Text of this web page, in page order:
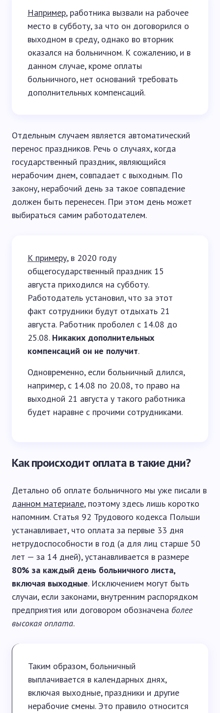
Например, работника вызвали на рабочее
место в субботу, за что он договорился о
выходном в среду, однако во вторник
оказался на больничном. К сожалению, и в
данном случае, кроме оплаты
больничного, нет оснований требовать
дополнительных компенсаций.
Отдельным случаем является автоматический
перенос праздников. Речь о случаях, когда
государственный праздник, являющийся
нерабочим днем, совпадает с выходным. По
закону, нерабочий день за такое совпадение
должен быть перенесен. При этом день может
выбираться самим работодателем.
К примеру, в 2020 году
общегосударственный праздник 15
августа приходился на субботу.
Работодатель установил, что за этот
факт сотрудники будут отдыхать 21
августа. Работник проболел с 14.08 до
25.08. Никаких дополнительных
компенсаций он не получит.
Одновременно, если больничный длился,
например, с 14.08 по 20.08, то право на
выходной 21 августа у такого работника
будет наравне с прочими сотрудниками.
Как происходит оплата в такие дни?
Детально об оплате больничного мы уже писали в
данном материале, поэтому здесь лишь коротко
напомним. Статья 92 Трудового кодекса Польши
устанавливает, что оплата за первые 33 дня
нетрудоспособности в год (а для лиц старше 50
лет — за 14 дней), устанавливается в размере
80% за каждый день больничного листа,
включая выходные. Исключением могут быть
случаи, если законами, внутренним распорядком
предприятия или договором обозначена более
высокая оплата.
Таким образом, больничный
выплачивается в календарных днях,
включая выходные, праздники и другие
нерабочие смены. Это правило относится